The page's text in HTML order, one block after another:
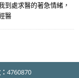
到處求醫的著急情緒，
醫
4760870